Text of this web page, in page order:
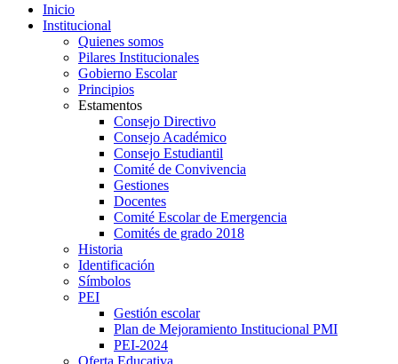
Inicio
Institucional
Quienes somos
Pilares Institucionales
Gobierno Escolar
Principios
Estamentos
Consejo Directivo
Consejo Académico
Consejo Estudiantil
Comité de Convivencia
Gestiones
Docentes
Comité Escolar de Emergencia
Comités de grado 2018
Historia
Identificación
Símbolos
PEI
Gestión escolar
Plan de Mejoramiento Institucional PMI
PEI-2024
Oferta Educativa